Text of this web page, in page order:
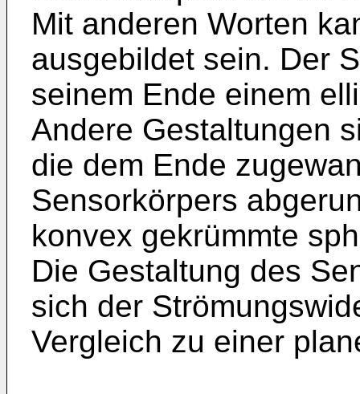
Mit anderen Worten
ausgebildet sein. Der
seinem Ende einem
Andere Gestaltungen
die dem Ende
Sensorkörpers
konvex gekrümmte
Die Gestaltung des
sich der
Vergleich zu einer